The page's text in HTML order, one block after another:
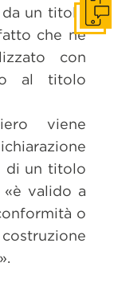
un titolo
che ne
con
al titolo
viene
di un titolo
valido a
o
Get